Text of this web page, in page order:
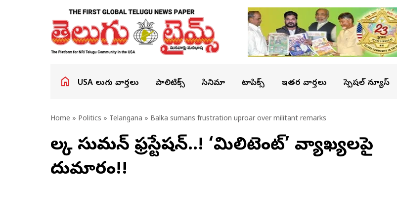
USA తెలుగు వార్తలు పాలిటిక్స్ సినిమా టాపిక్స్ ఇతర వార్తలు స్పెషల్ న్యూస్
Home » Politics » Telangana » Balka sumans frustration uproar over militant remarks
బాల్క సుమన్ ఫ్రస్టేషన్..! ‘మిలిటెంట్’ వ్యాఖ్యలపై
దుమారం!!